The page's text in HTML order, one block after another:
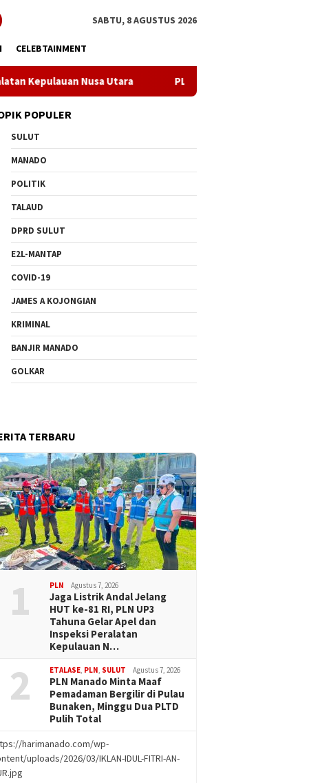
SABTU, 8 AGUSTUS 2026
CELEBTAINMENT
Utara PLN Manado Minta Maaf Pemadaman Bergilir di
POPULER
SULUT
MANADO
POLITIK
TALAUD
DPRD SULUT
E2L-MANTAP
COVID-19
JAMES A KOJONGIAN
KRIMINAL
BANJIR MANADO
GOLKAR
TERBARU
1 PLN Agustus 7, 2026
Jaga Listrik Andal Jelang
HUT ke-81 RI, PLN UP3
Tahuna Gelar Apel dan
Inspeksi Peralatan
Kepulauan N…
2 ETALASE PLN SULUT Agustus 7, 2026
PLN Manado Minta Maaf
Pemadaman Bergilir di Pulau
Bunaken, Minggu Dua PLTD
Pulih Total
harimanado.com/wp-
uploads/2026/03/IKLAN-IDUL-FITRI-AN-